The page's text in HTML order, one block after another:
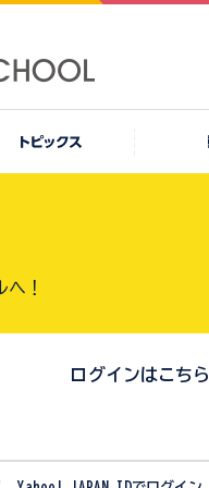
！
ログインはこちら